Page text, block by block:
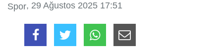
Spor, 29 Ağustos 2025 17:51